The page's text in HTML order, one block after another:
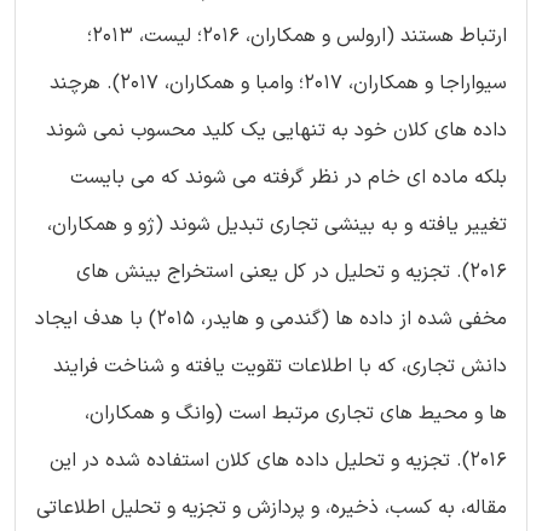
ارتباط هستند (ارولس و همکاران، 2016؛ لیست، 2013؛
سیواراجا و همکاران، 2017؛ وامبا و همکاران، 2017). هرچند
داده های کلان خود به تنهایی یک کلید محسوب نمی شوند
بلکه ماده ای خام در نظر گرفته می شوند که می بایست
تغییر یافته و به بینشی تجاری تبدیل شوند (ژو و همکاران،
2016). تجزیه و تحلیل در کل یعنی استخراج بینش های
مخفی شده از داده ها (گندمی و هایدر، 2015) با هدف ایجاد
دانش تجاری، که با اطلاعات تقویت یافته و شناخت فرایند
ها و محیط های تجاری مرتبط است (وانگ و همکاران،
2016). تجزیه و تحلیل داده های کلان استفاده شده در این
مقاله، به کسب، ذخیره، و پردازش و تجزیه و تحلیل اطلاعاتی